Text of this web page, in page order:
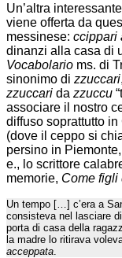
Un’altra
viene offerta da
messinese: ccippari
dinanzi alla casa di
Vocabolario ms. di
sinonimo di zzuccari
zzuccari da zzuccu
associare il nostro
diffuso soprattutto
(dove il ceppo si
persino in
e., lo scrittore
memorie, Come figli
Un tempo […] c’era a
consisteva nel lasciare
porta di casa della
la madre lo ritirava
acceppata